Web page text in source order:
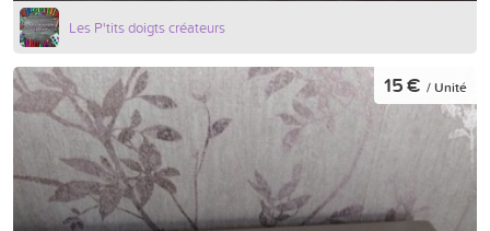
Les P'tits doigts créateurs
15 € / Unité